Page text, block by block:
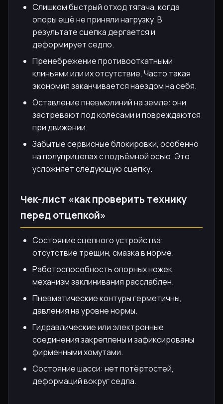
Слишком быстрый отход тягача, когда
опоры ещё не приняли нагрузку. В
результате сцепка дергается и
деформирует седло.
Пренебрежение противооткатными
клиньями или их отсутствие. Часто такая
экономия заканчивается наездом на себя.
Оставление пневмолиний на земле: они
застревают под колёсами и повреждаются
при движении.
Забытые сервисные блокировки, особенно
на полуприцепах с подъёмной осью. Это
усложняет следующую сцепку.
Чек-лист «как проверить технику
перед отцепкой»
Состояние сцепного устройства:
отсутствие трещин, смазка в норме.
Работоспособность опорных ножек,
механизм заклинивания расслаблен.
Пневматические контуры герметичны,
давления на уровне нормы.
Гидравлические или электронные
соединения закреплены и зафиксированы
фирменными хомутами.
Состояние шасси: нет потёртостей,
деформаций вокруг седла.